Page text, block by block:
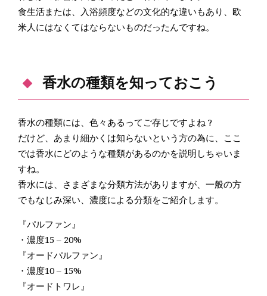
食生活または、入浴頻度などの文化的な違いもあり、欧
米人にはなくてはならないものだったんですね。
香水の種類を知っておこう
香水の種類には、色々あるってご存じですよね ?
だけど、あまり細かくは知らないという方の為に、ここ
では香水にどのような種類があるのかを説明しちゃいま
すね。
香水には、さまざまな分類方法がありますが、一般の方
でもなじみ深い、濃度による分類をご紹介します。
『パルファン』
・濃度15 – 20%
『オードパルファン』
・濃度10 – 15%
『オードトワレ』